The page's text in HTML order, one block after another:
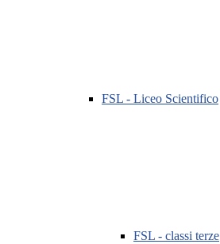
FSL - Liceo Scientifico
FSL - classi terze